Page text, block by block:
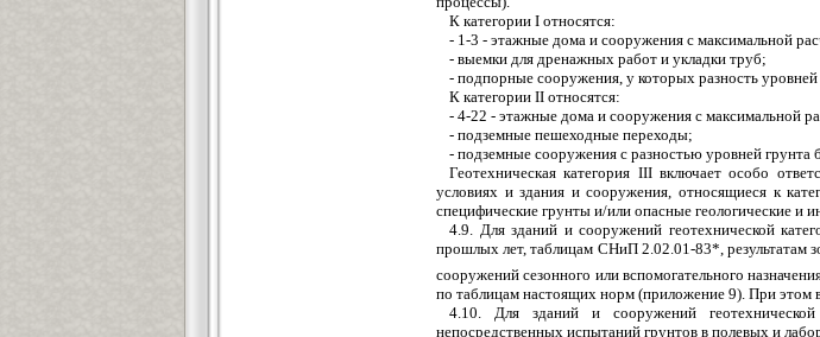
К категории I относятся:
- 1-3 - этажные дома и сооружения с максимальной
- выемки для дренажных работ и укладки труб;
- подпорные сооружения, у которых разность уровней
К категории II относятся:
- 4-22 - этажные дома и сооружения с максимальной
- подземные пешеходные переходы;
- подземные сооружения с разностью уровней грунта
Геотехническая категория III включает особо
условиях и здания и сооружения, относящиеся к
специфические грунты и/или опасные геологические и
4.9. Для зданий и сооружений геотехнической
прошлых лет, таблицам СНиП 2.02.01-83*, результатам
сооружений сезонного или вспомогательного
по таблицам настоящих норм (приложение 9). При этом
4.10. Для зданий и сооружений
непосредственных испытаний грунтов в полевых и